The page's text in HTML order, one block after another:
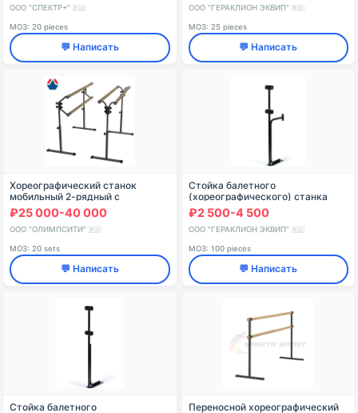
ООО "СПЕКТР+" 🇷🇺
МОЗ: 20 pieces
💬 Написать
ООО "ГЕРАКЛИОН ЭКВИП" 🇷🇺
МОЗ: 25 pieces
💬 Написать
Хореографический станок
мобильный 2-рядный с
переставным держателем
поручня (комплект)
₽25 000-40 000
ООО "ОЛИМПСИТИ" 🇷🇺
МОЗ: 20 sets
💬 Написать
Стойка балетного
(хореографического) станка
двухуровневого Модель №4
₽2 500-4 500
ООО "ГЕРАКЛИОН ЭКВИП" 🇷🇺
МОЗ: 100 pieces
💬 Написать
Стойка балетного
Переносной хореографический